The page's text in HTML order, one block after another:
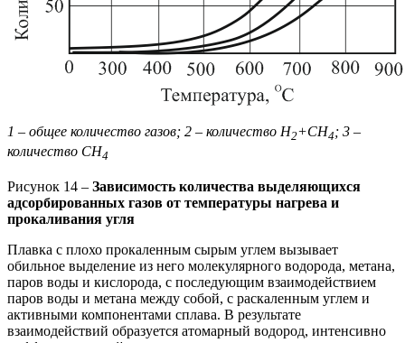
1 – общее количество газов; 2 – количество Н2+СН4; 3 –
количество СН4
Рисунок 14 – Зависимость количества выделяющихся
адсорбированных газов от температуры нагрева и
прокаливания угля
Плавка с плохо прокаленным сырым углем вызывает
обильное выделение из него молекулярного водорода, метана,
паров воды и кислорода, с последующим взаимодействием
паров воды и метана между собой, с раскаленным углем и
активными компонентами сплава. В результате
взаимодействий образуется атомарный водород, интенсивно